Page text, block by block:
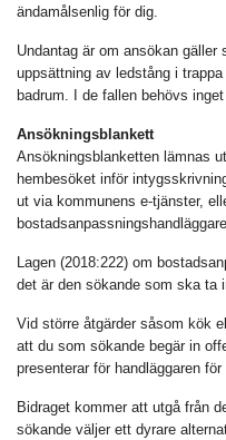
ändamålsenlig för dig.
Undantag är om ansökan
uppsättning av ledstång i
badrum. I de fallen behövs
Ansökningsblankett
Ansökningsblanketten lämnas
hembesöket inför
ut via kommunens e-tjänster,
Lagen (2018:222) om
det är den sökande som ska ta
Vid större åtgärder såsom kök
att du som sökande begär in
presenterar för handläggaren
Bidraget kommer att utgå från
sökande väljer ett dyrare